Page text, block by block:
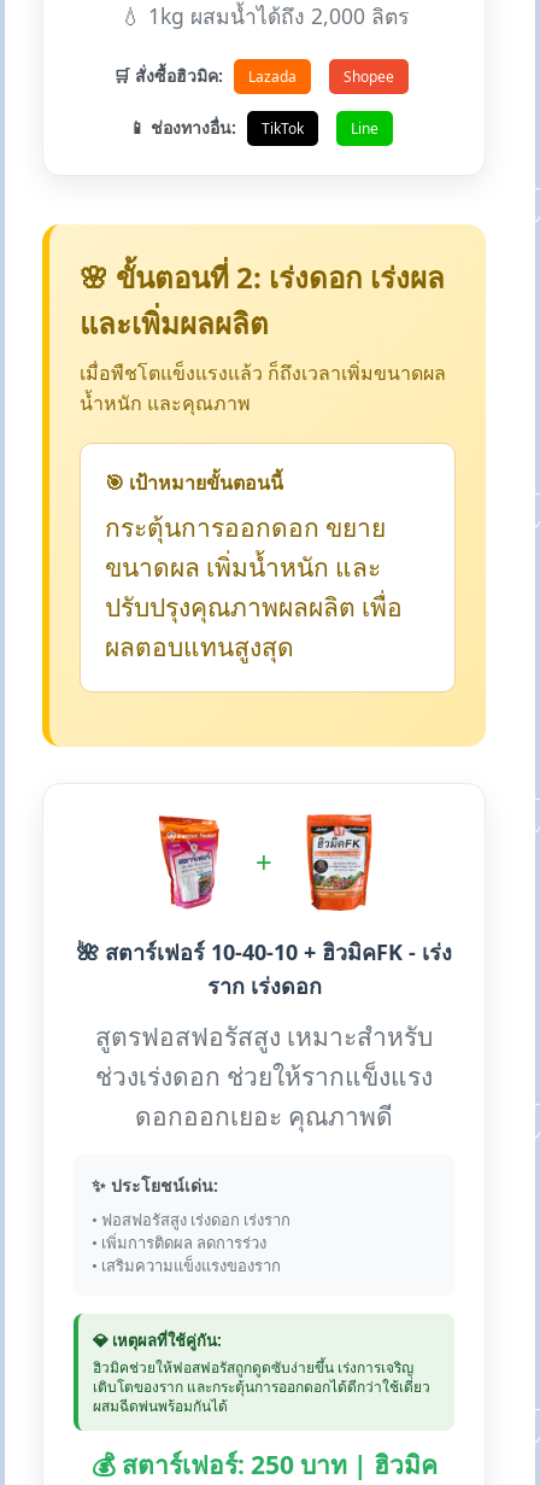
💧 1kg ผสมน้ำได้ถึง 2,000 ลิตร
🛒 สั่งซื้อฮิวมิค: Lazada Shopee
📱 ช่องทางอื่น: TikTok Line
🌸 ขั้นตอนที่ 2: เร่งดอก เร่งผล
และเพิ่มผลผลิต
เมื่อพืชโตแข็งแรงแล้ว ก็ถึงเวลาเพิ่มขนาดผล
น้ำหนัก และคุณภาพ
🎯 เป้าหมายขั้นตอนนี้
กระตุ้นการออกดอก ขยาย
ขนาดผล เพิ่มน้ำหนัก และ
ปรับปรุงคุณภาพผลผลิต เพื่อ
ผลตอบแทนสูงสุด
+
🌺 สตาร์เฟอร์ 10-40-10 + ฮิวมิคFK - เร่ง
ราก เร่งดอก
สูตรฟอสฟอรัสสูง เหมาะสำหรับ
ช่วงเร่งดอก ช่วยให้รากแข็งแรง
ดอกออกเยอะ คุณภาพดี
✨ ประโยชน์เด่น:
• ฟอสฟอรัสสูง เร่งดอก เร่งราก
• เพิ่มการติดผล ลดการร่วง
• เสริมความแข็งแรงของราก
💎 เหตุผลที่ใช้คู่กัน:
ฮิวมิคช่วยให้ฟอสฟอรัสถูกดูดซับง่ายขึ้น เร่งการเจริญ
เติบโตของราก และกระตุ้นการออกดอกได้ดีกว่าใช้เดี่ยว
ผสมฉีดพ่นพร้อมกันได้
💰 สตาร์เฟอร์: 250 บาท | ฮิวมิค